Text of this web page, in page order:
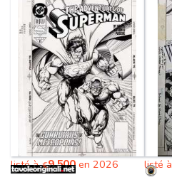
listé à€9,500en 2026 listé à